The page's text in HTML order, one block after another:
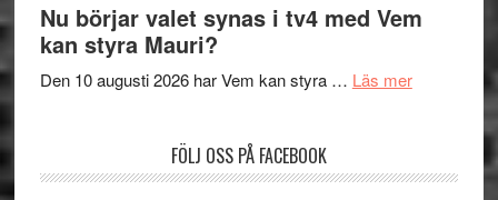
Artipelag
samtal
teater
The
´s
och
Nu börjar valet synas i tv4 med Vem
kan styra Mauri?
Den 10 augusti 2026 har Vem kan styra … Läs merom
synas
FÖLJ OSS PÅ FACEBOOK